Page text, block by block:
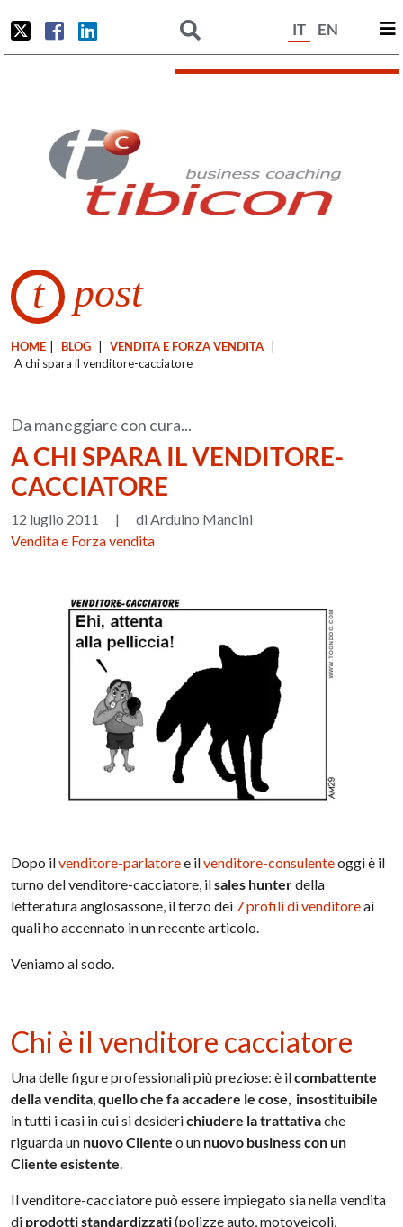
IT EN
t post
HOME BLOG VENDITA E FORZA VENDITA
A chi spara il venditore-cacciatore
Da maneggiare con cura...
A CHI SPARA IL VENDITORE-
CACCIATORE
12 luglio 2011 |
di Arduino Mancini
Vendita e Forza vendita
Dopo ilvenditore-parlatoree ilvenditore-consulenteoggi è il
turno del venditore-cacciatore, ilsales hunterdella
letteratura anglosassone, il terzo dei 7 profili di venditoreai
quali ho accennato in un recente articolo.
Veniamo al sodo.
Chi è il venditore cacciatore
Una delle figure professionali più preziose: è ilcombattente
della vendita,quello che fa accadere le cose, insostituibile
in tutti i casi in cui si desiderichiudere la trattativache
riguarda un nuovo Cliente o un nuovo business con un
Cliente esistente.
Il venditore-cacciatore può essere impiegato sia nella vendita
di prodotti standardizzati(polizze auto, motoveicoli,